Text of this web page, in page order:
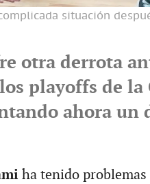
situación
otra derrota
playoffs de
ahora un
ha tenido problemas